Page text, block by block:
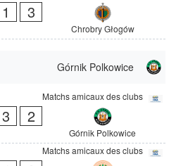
1 3
Chrobry Głogów
Górnik Polkowice
Matchs amicaux des clubs
3 2
Górnik Polkowice
Matchs amicaux des clubs